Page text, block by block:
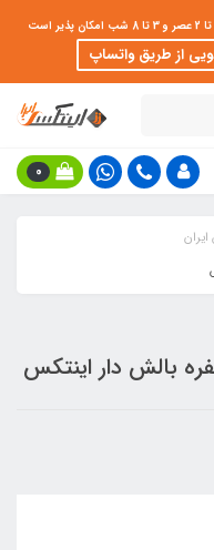
از طریق واتساپ
0
بالش دار اینتکس